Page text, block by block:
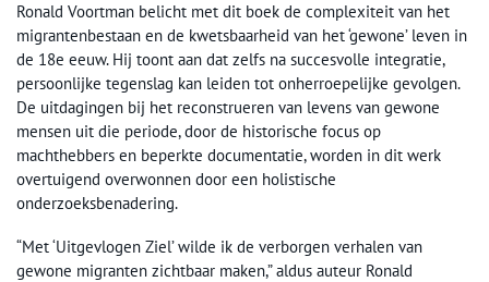
Ronald Voortman belicht met dit boek de complexiteit van het
migrantenbestaan en de kwetsbaarheid van het ‘gewone’ leven in
de 18e eeuw. Hij toont aan dat zelfs na succesvolle integratie,
persoonlijke tegenslag kan leiden tot onherroepelijke gevolgen.
De uitdagingen bij het reconstrueren van levens van gewone
mensen uit die periode, door de historische focus op
machthebbers en beperkte documentatie, worden in dit werk
overtuigend overwonnen door een holistische
onderzoeksbenadering.
“Met ‘Uitgevlogen Ziel’ wilde ik de verborgen verhalen van
gewone migranten zichtbaar maken,” aldus auteur Ronald